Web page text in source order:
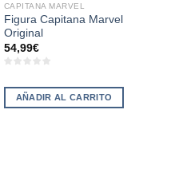
CAPITANA MARVEL
Figura Capitana Marvel
Original
54,99€
AÑADIR AL CARRITO